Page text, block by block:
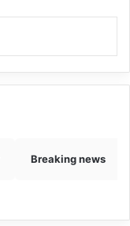
Breaking news